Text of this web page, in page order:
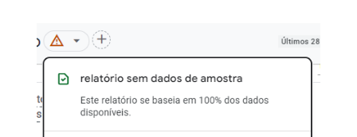
¿Cuál es la diferencia?
Antes, en Universal Analytics, tenías una segmentación
limitada para definir audiencias. Ahora, como GA4
recopilación de datos mejorada y más amplia, tiene